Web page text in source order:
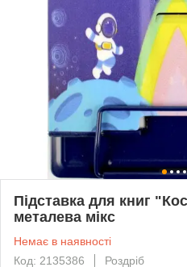
Підставка для книг
металева мікс
Немає в наявності
Код: 2135386
Роздріб